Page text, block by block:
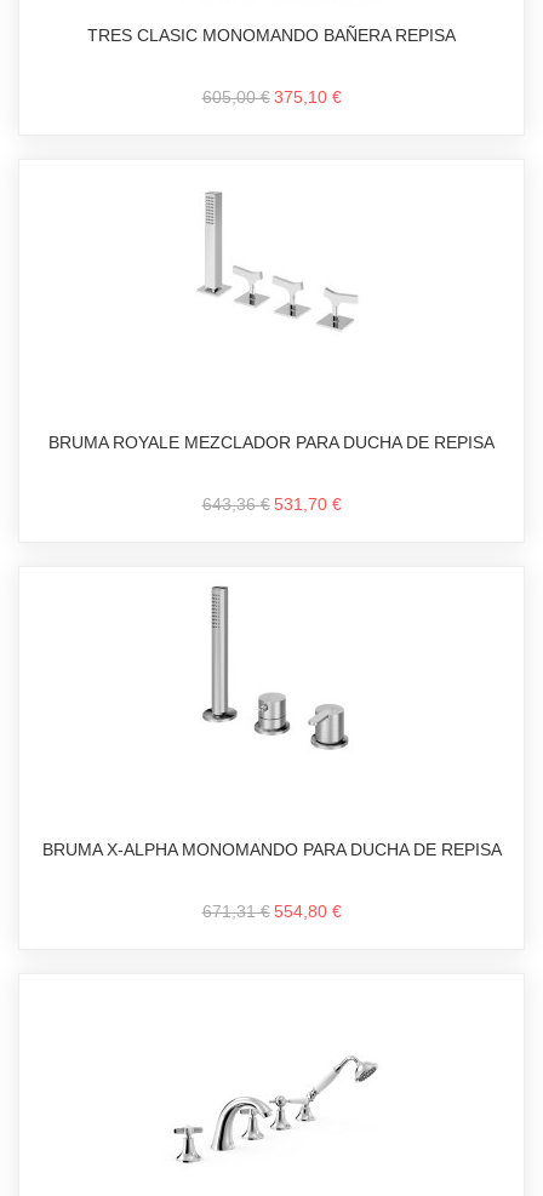
TRES CLASIC MONOMANDO BAÑERA REPISA
605,00 € 375,10 €
BRUMA ROYALE MEZCLADOR PARA DUCHA DE REPISA
643,36 € 531,70 €
BRUMA X-ALPHA MONOMANDO PARA DUCHA DE REPISA
671,31 € 554,80 €